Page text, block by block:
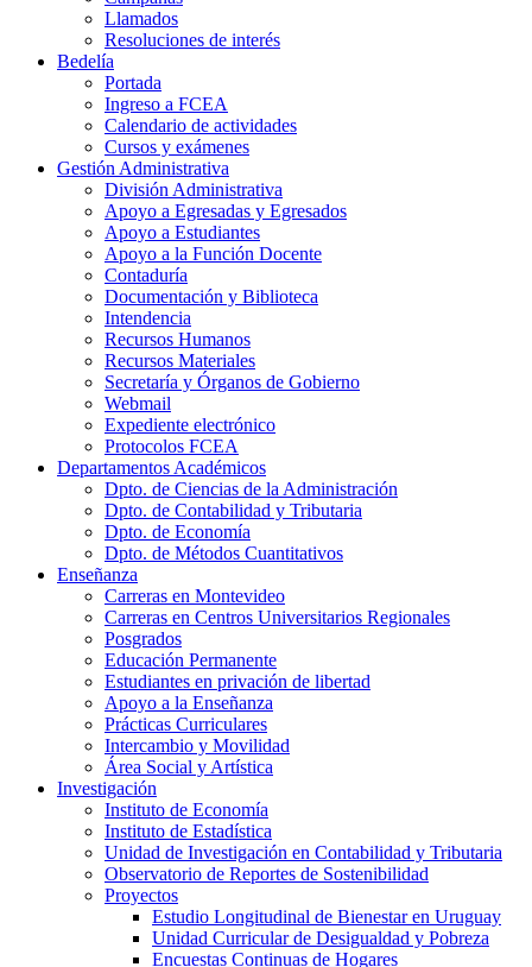
Llamados
Resoluciones de interés
Bedelía
Portada
Ingreso a FCEA
Calendario de actividades
Cursos y exámenes
Gestión Administrativa
División Administrativa
Apoyo a Egresadas y Egresados
Apoyo a Estudiantes
Apoyo a la Función Docente
Contaduría
Documentación y Biblioteca
Intendencia
Recursos Humanos
Recursos Materiales
Secretaría y Órganos de Gobierno
Webmail
Expediente electrónico
Protocolos FCEA
Departamentos Académicos
Dpto. de Ciencias de la Administración
Dpto. de Contabilidad y Tributaria
Dpto. de Economía
Dpto. de Métodos Cuantitativos
Enseñanza
Carreras en Montevideo
Carreras en Centros Universitarios Regionales
Posgrados
Educación Permanente
Estudiantes en privación de libertad
Apoyo a la Enseñanza
Prácticas Curriculares
Intercambio y Movilidad
Área Social y Artística
Investigación
Instituto de Economía
Instituto de Estadística
Unidad de Investigación en Contabilidad y Tributaria
Observatorio de Reportes de Sostenibilidad
Proyectos
Estudio Longitudinal de Bienestar en Uruguay
Unidad Curricular de Desigualdad y Pobreza
Encuestas Continuas de Hogares